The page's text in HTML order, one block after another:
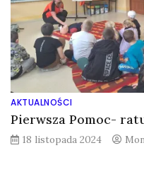
AKTUALNOŚCI
Pierwsza Pomoc-
18 listopada 2024